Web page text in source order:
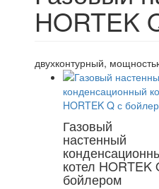
HORTEK
двухконтурный,
Газовый
настенный
котел HORTEK
бойлером